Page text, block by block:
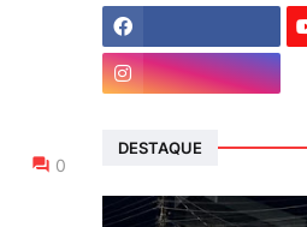
0
DESTAQUE